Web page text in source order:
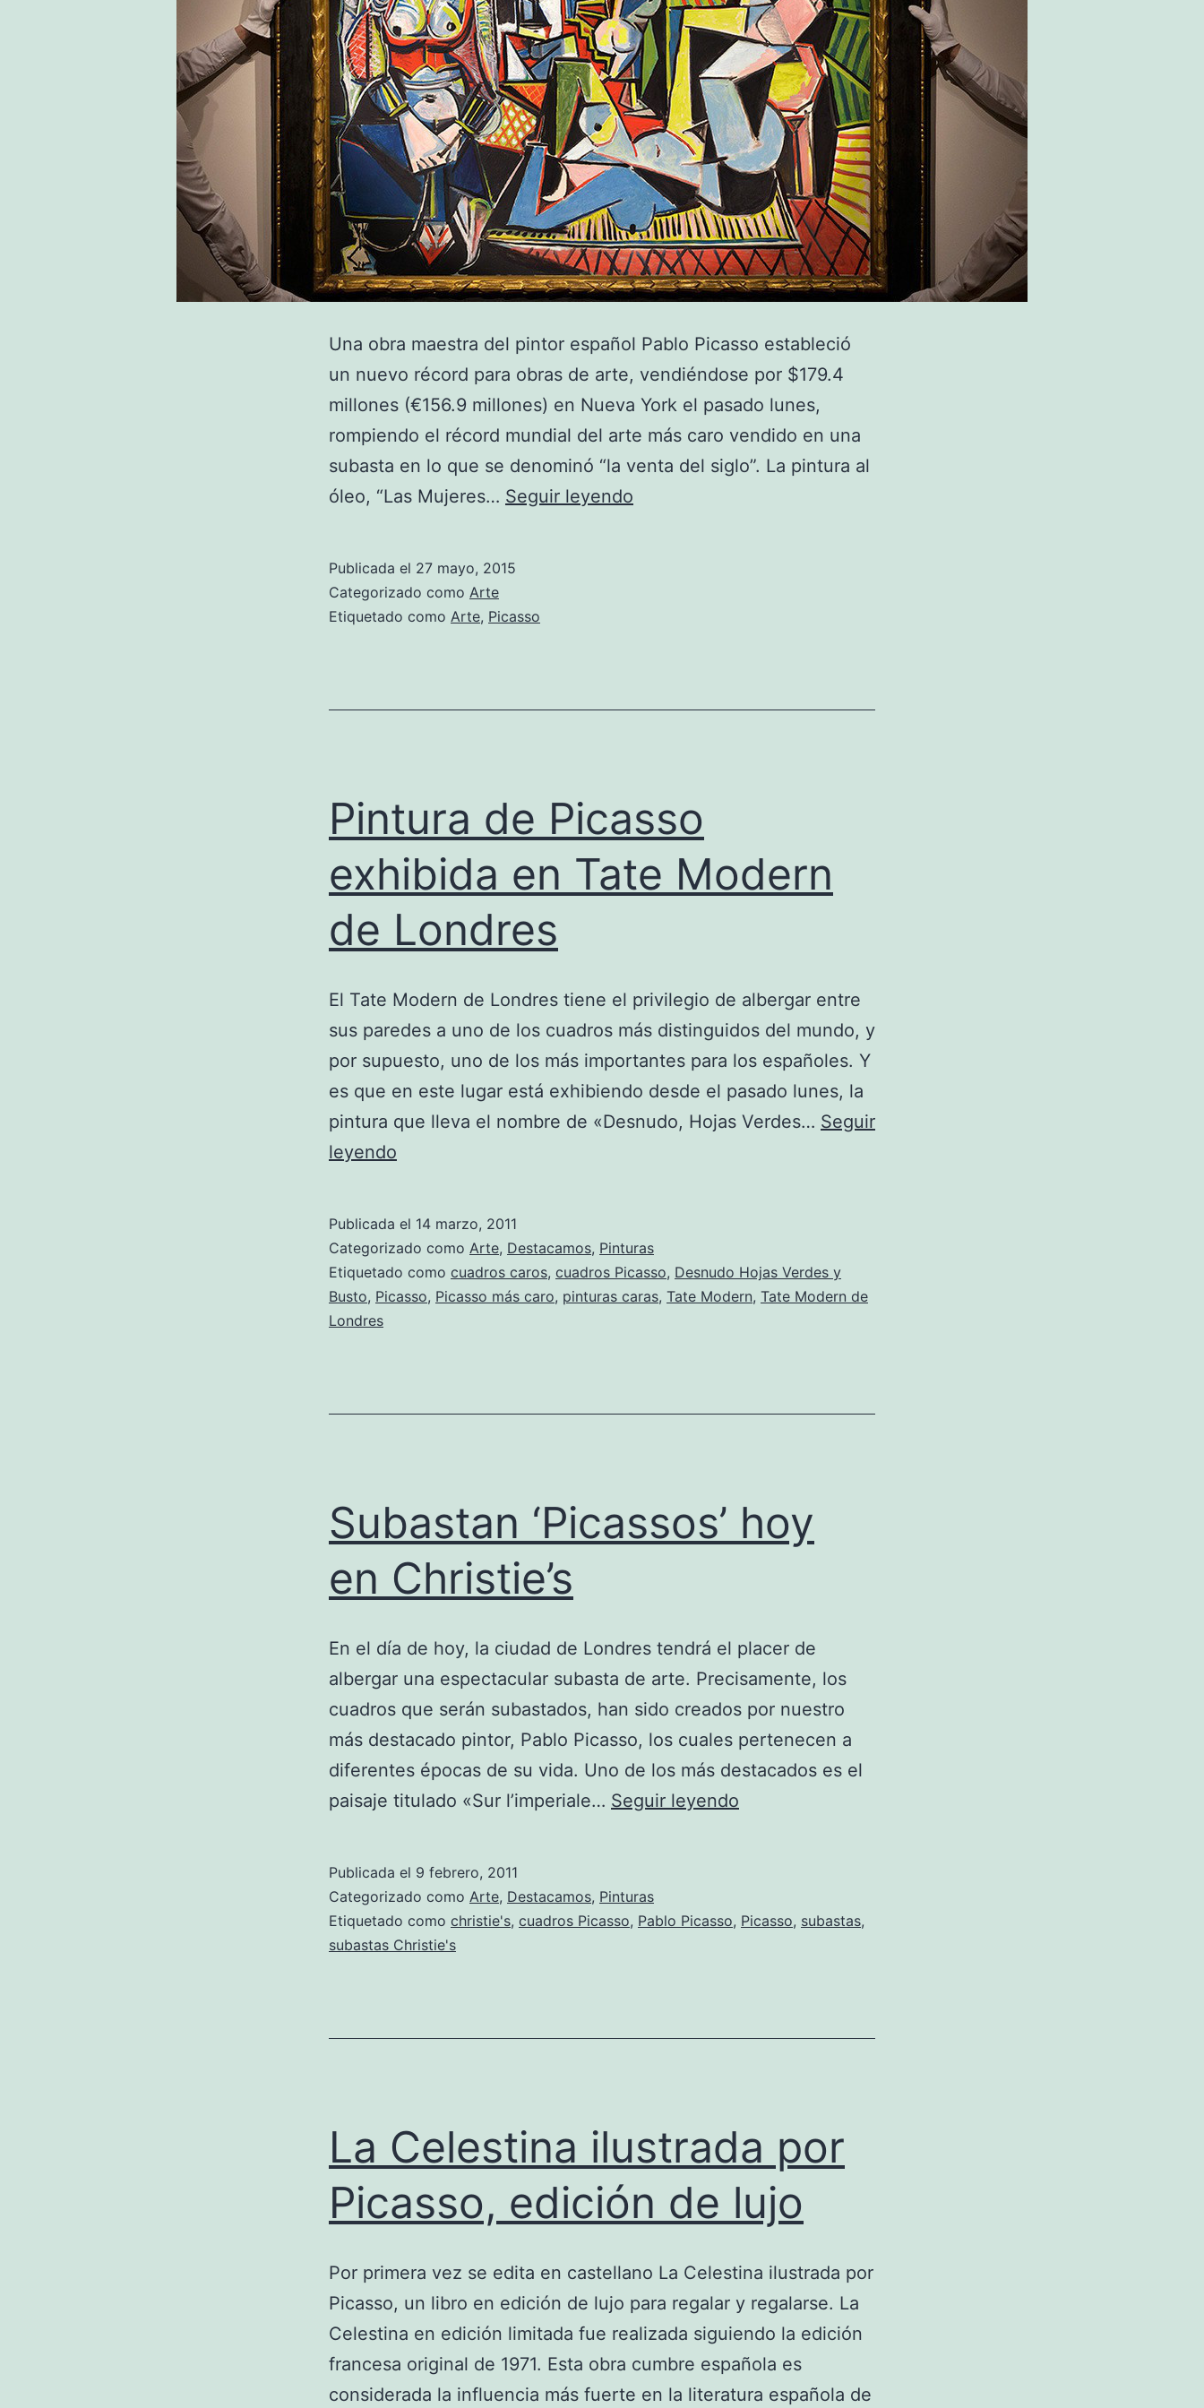
Una obra maestra del pintor español Pablo Picasso estableció
un nuevo récord para obras de arte, vendiéndose por $179.4
millones (€156.9 millones) en Nueva York el pasado lunes,
rompiendo el récord mundial del arte más caro vendido en una
subasta en lo que se denominó “la venta del siglo”. La pintura al
óleo, “Las Mujeres… Seguir leyendo
Publicada el 27 mayo, 2015
Categorizado como Arte
Etiquetado como Arte, Picasso
Pintura de Picasso
exhibida en Tate Modern
de Londres
El Tate Modern de Londres tiene el privilegio de albergar entre
sus paredes a uno de los cuadros más distinguidos del mundo, y
por supuesto, uno de los más importantes para los españoles. Y
es que en este lugar está exhibiendo desde el pasado lunes, la
pintura que lleva el nombre de «Desnudo, Hojas Verdes… Seguir
leyendo
exhibida
en
Tate
Publicada el 14 marzo, 2011
Categorizado como Arte, Destacamos, Pinturas
Etiquetado como cuadros caros, cuadros Picasso, Desnudo Hojas Verdes y
Busto, Picasso, Picasso más caro, pinturas caras, Tate Modern, Tate Modern de
Londres
Subastan ‘Picassos’ hoy
en Christie’s
En el día de hoy, la ciudad de Londres tendrá el placer de
albergar una espectacular subasta de arte. Precisamente, los
cuadros que serán subastados, han sido creados por nuestro
más destacado pintor, Pablo Picasso, los cuales pertenecen a
diferentes épocas de su vida. Uno de los más destacados es el
paisaje titulado «Sur l’imperiale… Seguir leyendo
Christie’s
Publicada el 9 febrero, 2011
Categorizado como Arte, Destacamos, Pinturas
Etiquetado como christie's, cuadros Picasso, Pablo Picasso, Picasso, subastas,
subastas Christie's
La Celestina ilustrada por
Picasso, edición de lujo
Por primera vez se edita en castellano La Celestina ilustrada por
Picasso, un libro en edición de lujo para regalar y regalarse. La
Celestina en edición limitada fue realizada siguiendo la edición
francesa original de 1971. Esta obra cumbre española es
considerada la influencia más fuerte en la literatura española de